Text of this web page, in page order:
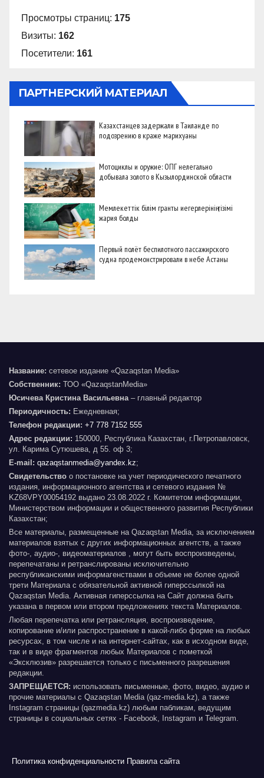
Просмотры страниц: 175
Визиты: 162
Посетители: 161
ПАРТНЕРСКИЙ МАТЕРИАЛ
Казахстанцев задержали в Таиланде по
подозрению в краже марихуаны
Мотоциклы и оружие: ОПГ нелегально
добывала золото в Кызылординской области
Мемлекеттік білім гранты иегерлерінің тізімі
жария болды
Первый полёт беспилотного пассажирского
судна продемонстрировали в небе Астаны
Название: сетевое издание «Qazaqstan Media»
Собственник: ТОО «QazaqstanMedia»
Юсичева Кристина Васильевна – главный редактор
Периодичность: Ежедневная;
Телефон редакции: +7 778 7152 555
Адрес редакции: 150000, Республика Казахстан, г.Петропавловск,
ул. Карима Сутюшева, д 55. оф 3;
E-mail: qazaqstanmedia@yandex.kz;
Свидетельство о постановке на учет периодического печатного
издания, информационного агентства и сетевого издания №
KZ68VPY00054192 выдано 23.08.2022 г. Комитетом информации,
Министерством информации и общественного развития Республики
Казахстан;
Все материалы, размещенные на Qazaqstan Media, за исключением
материалов взятых с других информационных агентств, а также
фото-, аудио-, видеоматериалов , могут быть воспроизведены,
перепечатаны и ретранслированы исключительно
республиканскими информагенствами в объеме не более одной
трети Материала с обязательной активной гиперссылкой на
Qazaqstan Media. Активная гиперссылка на Сайт должна быть
указана в первом или втором предложениях текста Материалов.
Любая перепечатка или ретрансляция, воспроизведение,
копирование и/или распространение в какой-либо форме на любых
ресурсах, в том числе и на интернет-сайтах, как в исходном виде,
так и в виде фрагментов любых Материалов с пометкой
«Эксклюзив» разрешается только с письменного разрешения
редакции.
ЗАПРЕЩАЕТСЯ: использовать письменные, фото, видео, аудио и
прочие материалы с Qazaqstan Media (qaz-media.kz), а также
Instagram страницы (qazmedia.kz) любым пабликам, ведущим
страницы в социальных сетях - Facebook, Instagram и Telegram.
Политика конфиденциальности Правила сайта